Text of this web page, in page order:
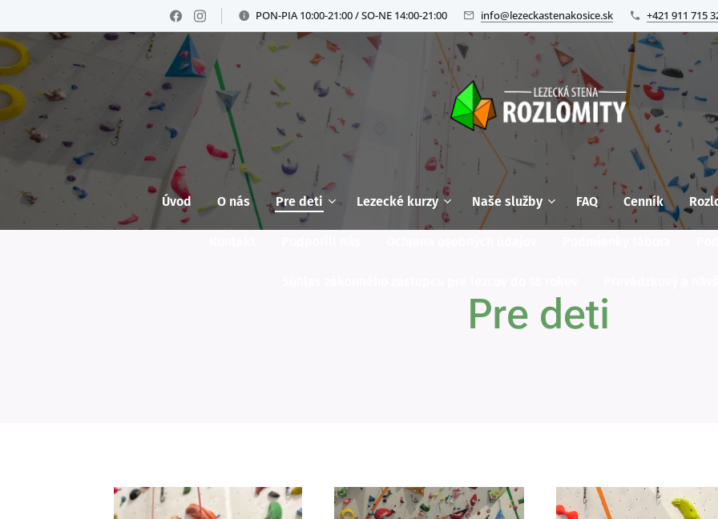
PON-PIA 10:00-21:00 / SO-NE 14:00-21:00 info@lezeckastenakosice.sk +421 911 715
Úvod O nás Pre deti Lezecké kurzy Naše služby FAQ Cenník
Pre deti